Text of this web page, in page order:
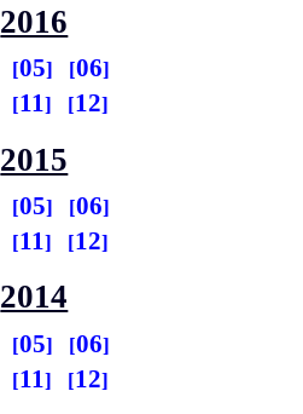
2016
05
06
11 12
2015
05
06
11 12
2014
05
06
11 12